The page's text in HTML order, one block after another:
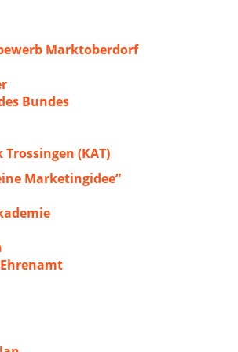
Marktoberdorf
Bundes
(KAT)
Marketingidee“